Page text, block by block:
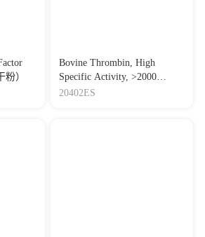
）
Bovine Thrombin, High
Specific Activity, >2000
IU/mg 牛凝血酶（高活力，
20402ES